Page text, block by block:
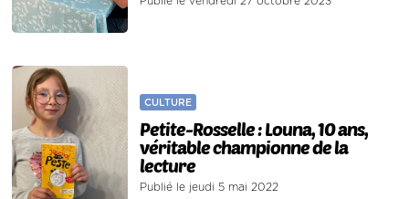
CULTURE
Petite-Rosselle : Louna, 10 ans,
véritable championne de la
lecture
Publié le jeudi 5 mai 2022